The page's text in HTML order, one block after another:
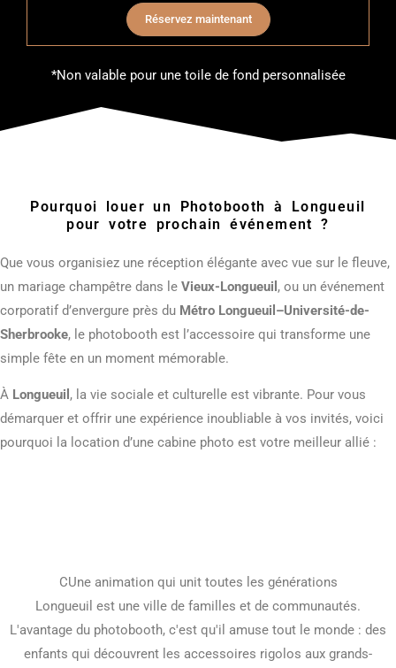
Réservez maintenant
*Non valable pour une toile de fond personnalisée
Pourquoi louer un Photobooth à Longueuil
pour votre prochain événement ?
Que vous organisiez une réception élégante avec vue sur le fleuve,
un mariage champêtre dans le Vieux-Longueuil , ou un événement
corporatif d’envergure près du Métro Longueuil–Université-de-
Sherbrooke, le photobooth est l’accessoire qui transforme une
simple fête en un moment mémorable.
À Longueuil , la vie sociale et culturelle est vibrante. Pour vous
démarquer et offrir une expérience inoubliable à vos invités, voici
pourquoi la location d’une cabine photo est votre meilleur allié :
CUne animation qui unit toutes les générations
Longueuil est une ville de familles et de communautés.
L'avantage du photobooth, c'est qu'il amuse tout le monde : des
enfants qui découvrent les accessoires rigolos aux grands-